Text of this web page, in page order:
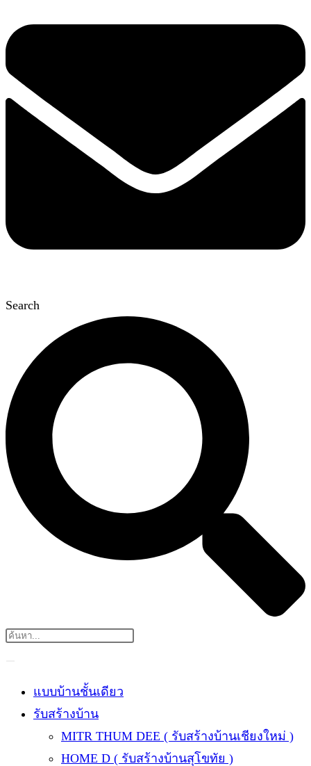
Search
แบบบ้านชั้นเดียว
รับสร้างบ้าน
MITR THUM DEE ( รับสร้างบ้านเชียงใหม่ )
HOME D ( รับสร้างบ้านสุโขทัย )